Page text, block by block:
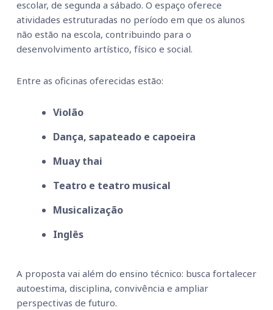
escolar, de segunda a sábado. O espaço oferece
atividades estruturadas no período em que os alunos
não estão na escola, contribuindo para o
desenvolvimento artístico, físico e social.
Entre as oficinas oferecidas estão:
Violão
Dança, sapateado e capoeira
Muay thai
Teatro e teatro musical
Musicalização
Inglês
A proposta vai além do ensino técnico: busca fortalecer
autoestima, disciplina, convivência e ampliar
perspectivas de futuro.